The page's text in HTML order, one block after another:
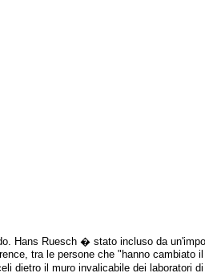
Hans Ruesch � stato incluso da
tra le persone che "hanno cambiato
dietro il muro invalicabile dei laboratori